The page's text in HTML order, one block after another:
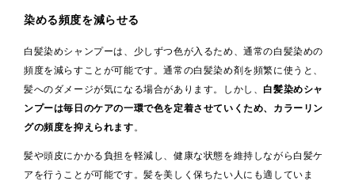
染める頻度を減らせる
白髪染めシャンプーは、少しずつ色が入るため、通常の白髪染めの
頻度を減らすことが可能です。通常の白髪染め剤を頻繁に使うと、
髪へのダメージが気になる場合があります。しかし、白髪染めシャ
ンプーは毎日のケアの一環で色を定着させていくため、カラーリン
グの頻度を抑えられます。
髪や頭皮にかかる負担を軽減し、健康な状態を維持しながら白髪ケ
アを行うことが可能です。髪を美しく保ちたい人にも適していま